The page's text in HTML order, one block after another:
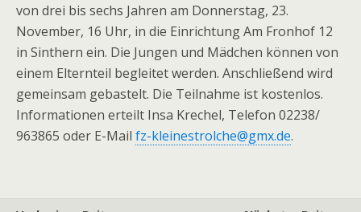
von drei bis sechs Jahren am Donnerstag, 23.
November, 16 Uhr, in die Einrichtung Am Fronhof 12
in Sinthern ein. Die Jungen und Mädchen können von
einem Elternteil begleitet werden. Anschließend wird
gemeinsam gebastelt. Die Teilnahme ist kostenlos.
Informationen erteilt Insa Krechel, Telefon 02238/
963865 oder E-Mail fz-kleinestrolche@gmx.de.